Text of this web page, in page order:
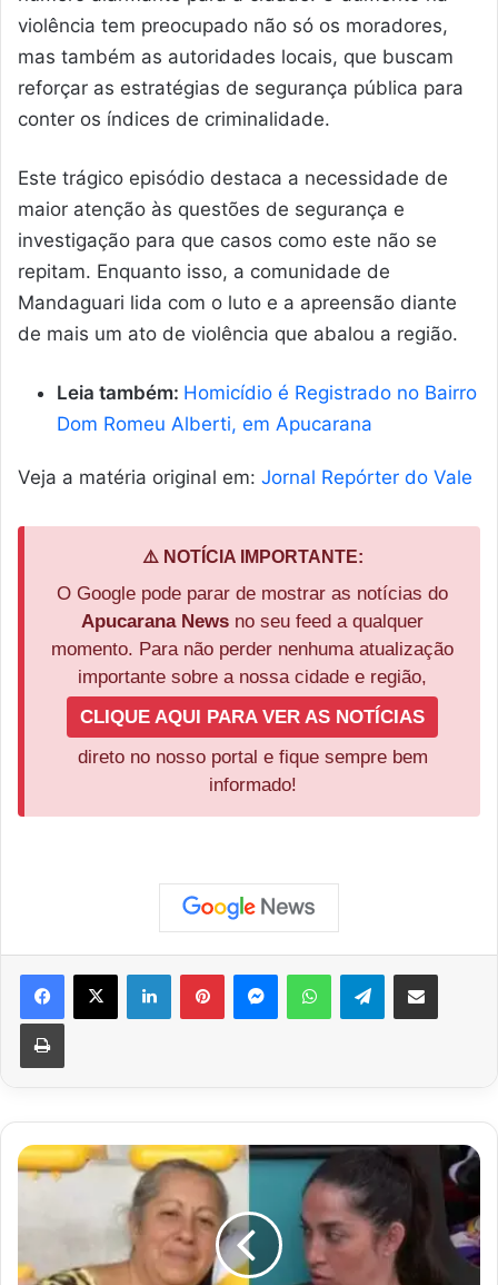
violência tem preocupado não só os moradores,
mas também as autoridades locais, que buscam
reforçar as estratégias de segurança pública para
conter os índices de criminalidade.
Este trágico episódio destaca a necessidade de
maior atenção às questões de segurança e
investigação para que casos como este não se
repitam. Enquanto isso, a comunidade de
Mandaguari lida com o luto e a apreensão diante
de mais um ato de violência que abalou a região.
Leia também: Homicídio é Registrado no Bairro
Dom Romeu Alberti, em Apucarana
Veja a matéria original em: Jornal Repórter do Vale
⚠️ NOTÍCIA IMPORTANTE:
O Google pode parar de mostrar as notícias do
Apucarana News no seu feed a qualquer
momento. Para não perder nenhuma atualização
importante sobre a nossa cidade e região,
CLIQUE AQUI PARA VER AS NOTÍCIAS
direto no nosso portal e fique sempre bem
informado!
Facebook
X LinkedinPinterestMessengerWhatsAppTelegramCompartilhar via e-mail
Imprimir
BBB
25:
Hypólito